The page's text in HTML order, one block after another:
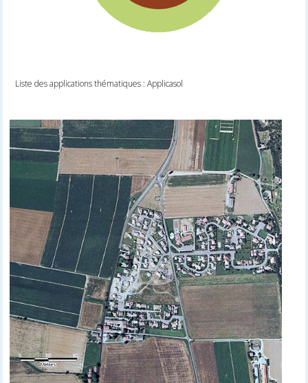
Liste des applications thématiques : Applicasol